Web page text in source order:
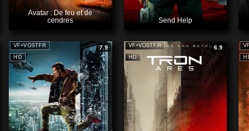
Avatar : De feu et de
cendres
Send Help
HD
VF+VOSTFR 7.9
HD
VF+VOSTFR 6.9